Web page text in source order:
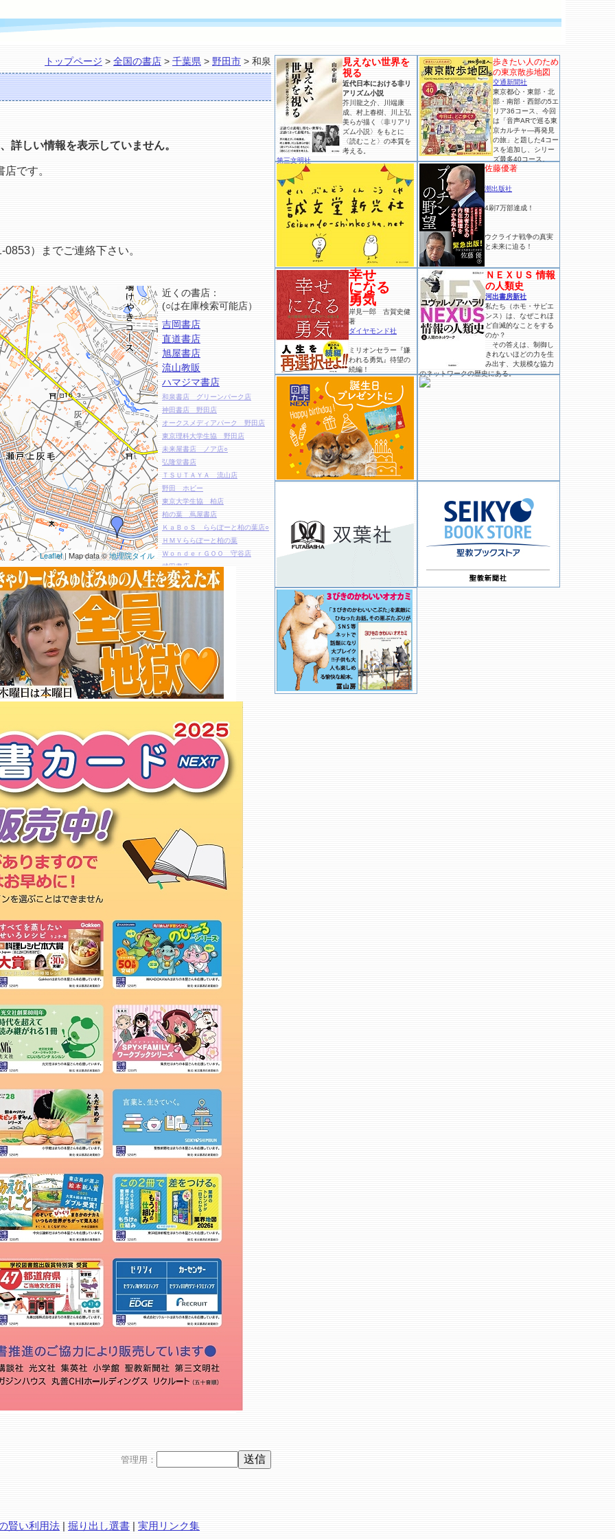
トップページ > 全国の書店 > 千葉県 > 野田市 > 和泉
詳しい情報を表示していません。
です。
）までご連絡下さい。
Leaflet| Map data ©地理院タイル
近くの書店：
(○は在庫検索可能店）
吉岡書店
直道書店
旭屋書店
流山教販
ハマジマ書店
和泉書店 グリーンパーク店
神田書店 野田店
オークスメディアパーク 野田店
東京理科大学生協 野田店
未来屋書店 ノア店○
弘隆堂書店
ＴＳＵＴＡＹＡ 流山店
野田 ホビー
東京大学生協 柏店
柏の葉 蔦屋書店
ＫａＢｏＳ ららぽーと柏の葉店○
ＨＭＶららぽーと柏の葉
ＷｏｎｄｅｒＧＯＯ 守谷店
武田書店
紀伊國屋書店 流山おおたかの森
店○
越後屋 柏店
ＪＯＹＦＵＬ－２ 守谷店
斉藤書店
リブロ イオンタウン守谷店○
海中商店
くまざわ書店 モラージュ柏店○
ＫａＢｏＳ ららぽーと新三郷店○
ニュートン
千草書店
向井書店
ショッピングセンター多田屋 流
山店
ブックエース 坂東店
管理用：
賢い利用法 | 掘り出し選書 | 実用リンク集
見えない世界を
視る
近代日本における非リ
アリズム小説
芥川龍之介、川端康
成、村上春樹、川上弘
美らが描く〈非リアリ
ズム小説〉をもとに
〈読むこと〉の本質を
考える。
第三文明社
歩きたい人のため
の東京散歩地図
交通新聞社
東京都心・東部・北
部・南部・西部の5エ
リア36コース、今回
は「音声ARで巡る東
京カルチャ―再発見
の旅」と題した4コー
スを追加し、シリー
ズ最多40コース。
佐藤優著
潮出版社
4刷7万部達成！
ウクライナ戦争の真実
と未来に迫る！
幸せ
になる
勇気
岸見一郎 古賀史健
著
ダイヤモンド社
ミリオンセラー『嫌
われる勇気』待望の
続編！
ＮＥＸＵＳ 情報
の人類史
河出書房新社
私たち（ホモ・サピエ
ンス）は、なぜこれほ
ど自滅的なことをする
のか？
その答えは、制御し
きれないほどの力を生
み出す、大規模な協力
のネットワークの歴史にある。